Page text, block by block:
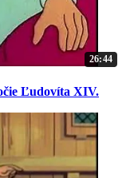
26:44
Ľudovíta XIV.